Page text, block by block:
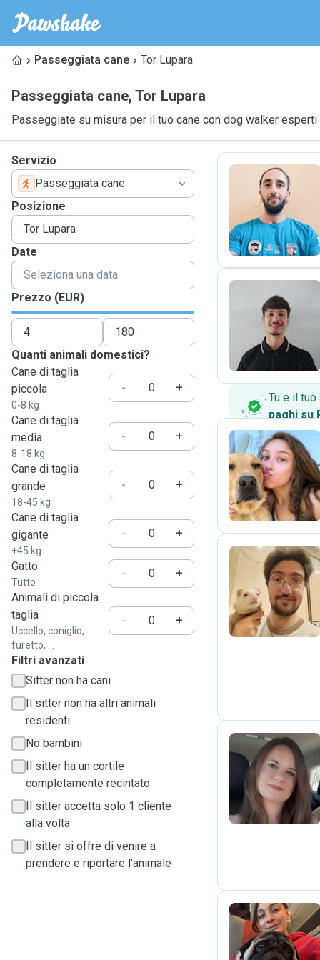
Passeggiata cane Tor Lupara
Passeggiata cane, Tor Lupara
Passeggiate su misura per il tuo cane con dog walker esperti
Servizio
Passeggiata cane
Posizione
Date
Prezzo (EUR)
Quanti animali domestici?
Cane di taglia
piccola
0-8 kg
- +
Cane di taglia
media
8-18 kg
- +
Cane di taglia
grande
18-45 kg
- +
Cane di taglia
gigante
+45 kg
- +
Gatto
Tutto
-
+
Animali di piccola
taglia
Uccello, coniglio,
furetto, ...
- +
Filtri avanzati
Sitter non ha cani
Il sitter non ha altri animali
residenti
No bambini
Il sitter ha un cortile
completamente recintato
Il sitter accetta solo 1 cliente
alla volta
Il sitter si offre di venire a
prendere e riportare l'animale
A
J
Tu e il
paghi su
G
E
A
G